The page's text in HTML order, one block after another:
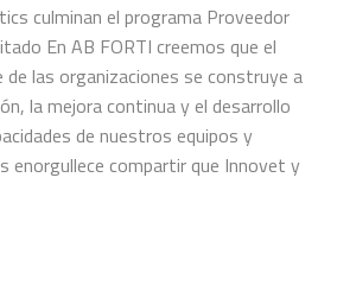
culminan el programa Proveedor
En AB FORTI creemos que el
las organizaciones se construye a
la mejora continua y el desarrollo
de nuestros equipos y
enorgullece compartir que Innovet y